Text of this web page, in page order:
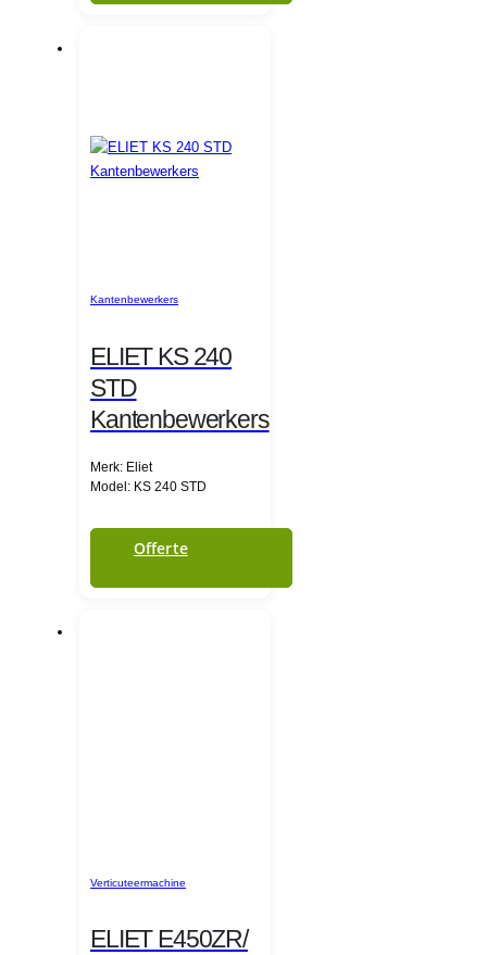
Kantenbewerkers
ELIET KS 240
STD
Kantenbewerkers
Merk: Eliet
Model: KS 240 STD
Offerte
Verticuteermachine
ELIET E450ZR/